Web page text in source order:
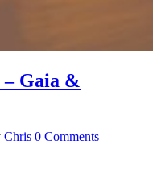
Gaia &
Chris 0 Comments